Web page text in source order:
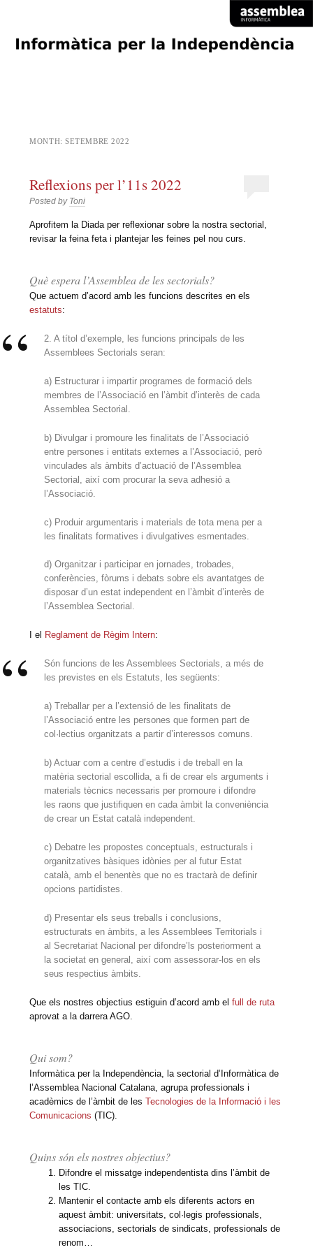
Informàtica per la
Indepèndencia
ASSEMBLEA NACIONAL CATALANA SECTORIAL INFORMÀTICA
MONTH:SETEMBRE 2022
Reflexions per l’11s 2022
Posted by Toni
Aprofitem la Diada per reflexionar sobre la nostra sectorial,
revisar la feina feta i plantejar les feines pel nou curs.
Què espera l’Assemblea de les sectorials?
Que actuem d’acord amb les funcions descrites en els
estatuts:
2. A títol d’exemple, les funcions principals de les
Assemblees Sectorials seran:
a) Estructurar i impartir programes de formació dels
membres de l’Associació en l’àmbit d’interès de cada
Assemblea Sectorial.
b) Divulgar i promoure les finalitats de l’Associació
entre persones i entitats externes a l’Associació, però
vinculades als àmbits d’actuació de l’Assemblea
Sectorial, així com procurar la seva adhesió a
l’Associació.
c) Produir argumentaris i materials de tota mena per a
les finalitats formatives i divulgatives esmentades.
d) Organitzar i participar en jornades, trobades,
conferències, fòrums i debats sobre els avantatges de
disposar d’un estat independent en l’àmbit d’interès de
l’Assemblea Sectorial.
I el Reglament de Règim Intern:
Són funcions de les Assemblees Sectorials, a més de
les previstes en els Estatuts, les següents:
a) Treballar per a l’extensió de les finalitats de
l’Associació entre les persones que formen part de
col·lectius organitzats a partir d’interessos comuns.
b) Actuar com a centre d’estudis i de treball en la
matèria sectorial escollida, a fi de crear els arguments i
materials tècnics necessaris per promoure i difondre
les raons que justifiquen en cada àmbit la conveniència
de crear un Estat català independent.
c) Debatre les propostes conceptuals, estructurals i
organitzatives bàsiques idònies per al futur Estat
català, amb el benentès que no es tractarà de definir
opcions partidistes.
d) Presentar els seus treballs i conclusions,
estructurats en àmbits, a les Assemblees Territorials i
al Secretariat Nacional per difondre’ls posteriorment a
la societat en general, així com assessorar-los en els
seus respectius àmbits.
Que els nostres objectius estiguin d’acord amb elfull de ruta
aprovat a la darrera AGO.
Qui som?
Informàtica per la Independència, la sectorial d’Informàtica de
l’Assemblea Nacional Catalana, agrupa professionals i
acadèmics de l’àmbit de lesTecnologies de la Informació i les
Comunicacions (TIC).
Quins són els nostres objectius?
Difondre el missatge independentista dins l’àmbit de
les TIC.
Mantenir el contacte amb els diferents actors en
aquest àmbit: universitats, col·legis professionals,
associacions, sectorials de sindicats, professionals de
renom…